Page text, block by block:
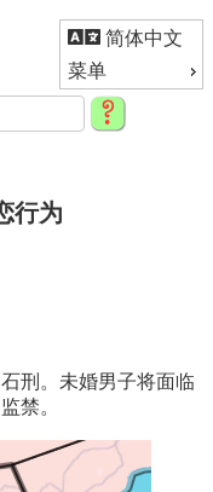
简体中文
菜单
行为
刑。未婚男子将面临
禁。